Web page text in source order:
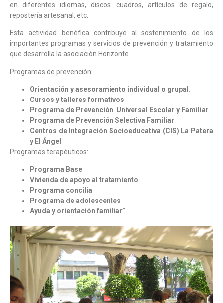
en diferentes idiomas, discos, cuadros, artículos de regalo,
repostería artesanal, etc.
Esta actividad benéfica contribuye al sostenimiento de los
importantes programas y servicios de prevención y tratamiento
que desarrolla la asociación Horizonte.
Programas de prevención:
Orientación y asesoramiento individual o grupal.
Cursos y talleres formativos
Programa de Prevención Universal Escolar y Familiar
Programa de Prevención Selectiva Familiar
Centros de Integración Socioeducativa (CIS) La Patera
y El Ángel
Programas terapéuticos:
Programa Base
Vivienda de apoyo al tratamiento
Programa concilia
Programa de adolescentes
Ayuda y orientación familiar”